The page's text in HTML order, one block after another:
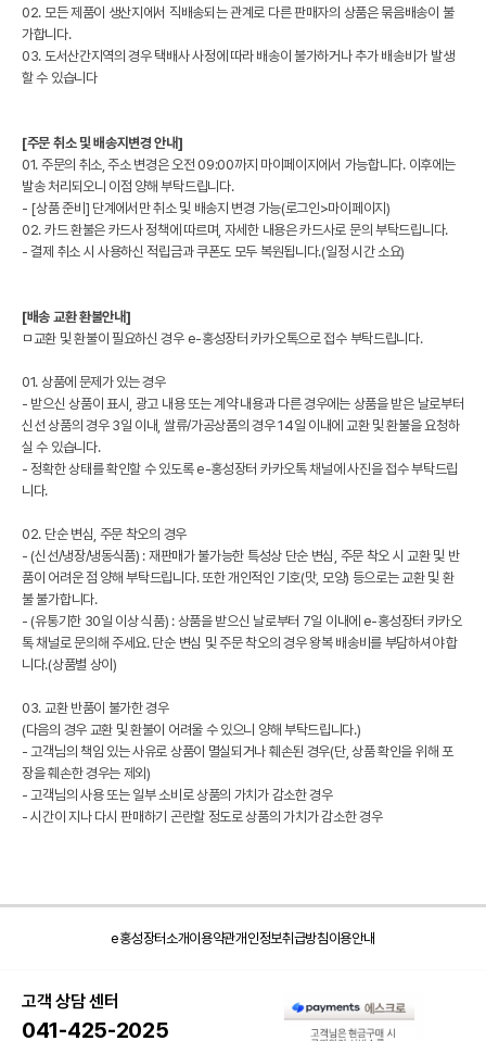
02. 모든 제품이 생산지에서 직배송되는 관계로 다른 판매자의 상품은 묶음배송이 불
가합니다.
03. 도서산간지역의 경우 택배사 사정에 따라 배송이 불가하거나 추가 배송비가 발생
할 수 있습니다
[주문 취소 및 배송지변경 안내]
01. 주문의 취소, 주소 변경은 오전 09:00까지 마이페이지에서 가능합니다. 이후에는
발송 처리되오니 이점 양해 부탁드립니다.
- [상품 준비] 단계에서만 취소 및 배송지 변경 가능(로그인>마이페이지)
02. 카드 환불은 카드사 정책에 따르며, 자세한 내용은 카드사로 문의 부탁드립니다.
- 결제 취소 시 사용하신 적립금과 쿠폰도 모두 복원됩니다.(일정 시간 소요)
[배송 교환 환불안내]
ㅁ교환 및 환불이 필요하신 경우 e-홍성장터 카카오톡으로 접수 부탁드립니다.
01. 상품에 문제가 있는 경우
- 받으신 상품이 표시, 광고 내용 또는 계약 내용과 다른 경우에는 상품을 받은 날로부터
신선 상품의 경우 3일 이내, 쌀류/가공상품의 경우 14일 이내에 교환 및 환불을 요청하
실 수 있습니다.
- 정확한 상태를 확인할 수 있도록 e-홍성장터 카카오톡 채널에 사진을 접수 부탁드립
니다.
02. 단순 변심, 주문 착오의 경우
- (신선/냉장/냉동식품) : 재판매가 불가능한 특성상 단순 변심, 주문 착오 시 교환 및 반
품이 어려운 점 양해 부탁드립니다. 또한 개인적인 기호(맛, 모양) 등으로는 교환 및 환
불 불가합니다.
- (유통기한 30일 이상 식품) : 상품을 받으신 날로부터 7일 이내에 e-홍성장터 카카오
톡 채널로 문의해 주세요. 단순 변심 및 주문 착오의 경우 왕복 배송비를 부담하셔야 합
니다.(상품별 상이)
03. 교환 반품이 불가한 경우
(다음의 경우 교환 및 환불이 어려울 수 있으니 양해 부탁드립니다.)
- 고객님의 책임 있는 사유로 상품이 멸실되거나 훼손된 경우(단, 상품 확인을 위해 포
장을 훼손한 경우는 제외)
- 고객님의 사용 또는 일부 소비로 상품의 가치가 감소한 경우
- 시간이 지나 다시 판매하기 곤란할 정도로 상품의 가치가 감소한 경우
e홍성장터소개이용약관개인정보취급방침이용안내
고객 상담 센터
041-425-2025